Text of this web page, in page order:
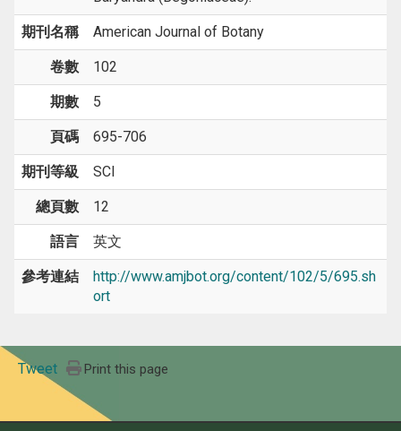
期刊名稱 American Journal of Botany
卷數 102
期數 5
頁碼 695-706
期刊等級 SCI
總頁數 12
語言 英文
參考連結
http://www.amjbot.org/content/102/5/695.sh
ort
Tweet Print this page